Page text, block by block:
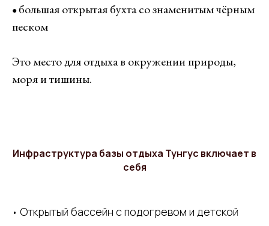
● большая открытая бухта со знаменитым чёрным
песком
Это место для отдыха в окружении природы,
моря и тишины.
Инфраструктура базы отдыха Тунгус включает в
себя
• Открытый бассейн с подогревом и детской